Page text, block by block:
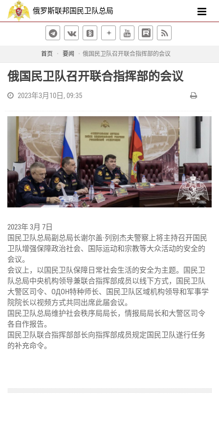
俄罗斯联邦国民卫队总局
首页 要闻 俄国民卫队召开联合指挥部的会议
俄国民卫队召开联合指挥部的会议
2023年3月10日, 09:35
2023年 3月 7日
国民卫队总局副总局长谢尔盖·列别杰夫警察上将主持召开国民
卫队增强保障政治社会、国际运动和宗教等大众活动的安全的
会议。
会议上，以国民卫队保障日常社会生活的安全为主题。国民卫
队总局中央机构领导兼联合指挥部成员以线下方式，国民卫队
大警区司令、ОДОН特种师长、国民卫队区域机构领导和军事学
院院长以视频方式共同出席此届会议。
国民卫队总局维护社会秩序局局长，情报局局长和大警区司令
各自作报告。
国民卫队联合指挥部部长向指挥部成员规定国民卫队遂行任务
的补充命令。